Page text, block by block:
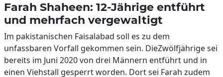
Farah Shaheen: 12-Jährige entführt
und mehrfach vergewaltigt
Im pakistanischen Faisalabad soll es zu dem
unfassbaren Vorfall gekommen sein. DieZwölfjährige sei
bereits im Juni 2020 von drei Männern entführt und in
einen Viehstall gesperrt worden. Dort sei Farah zudem